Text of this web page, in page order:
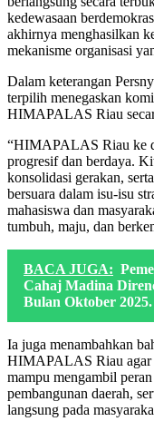
kedewasaan
akhirnya menghasilkan
mekanisme organisasi
Dalam keterangan
terpilih menegaskan
HIMAPALAS Riau
“HIMAPALAS Riau ke
progresif dan berdaya.
konsolidasi gerakan,
bersuara dalam isu-isu
mahasiswa dan
tumbuh, maju, dan
BACA JUGA:
Cahaj Madina
Bulan Oktober 2025.
Ia juga menambahkan
HIMAPALAS Riau agar
mampu mengambil
pembangunan daerah,
langsung pada